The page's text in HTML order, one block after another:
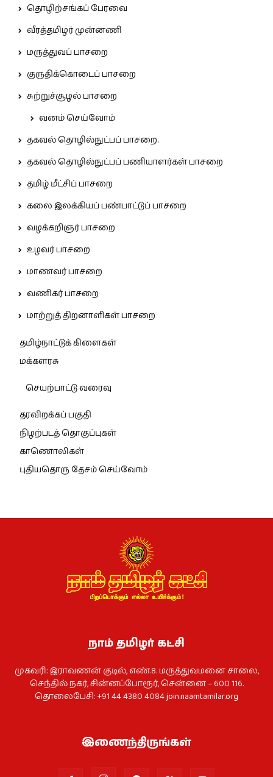
தொழிற்சங்கப் பேரவை
வீரத்தமிழர் முன்னணி
மருத்துவப் பாசறை
குருதிக்கொடைப் பாசறை
சுற்றுச்சூழல் பாசறை
வனம் செய்வோம்
தகவல் தொழில்நுட்பப் பாசறை.
தகவல் தொழில்நுட்பப் பணியாளர்கள் பாசறை
தமிழ் மீட்சிப் பாசறை
கலை இலக்கியப் பண்பாட்டுப் பாசறை
வழக்கறிஞர் பாசறை
உழவர் பாசறை
மாணவர் பாசறை
வணிகர் பாசறை
மாற்றுத் திறனாளிகள் பாசறை
தமிழ்நாட்டுக் கிளைகள்
மக்களரசு
செயற்பாட்டு வரைவு
தரவிறக்கப் பகுதி
நிழற்படத் தொகுப்புகள்
காணொலிகள்
புதியதொரு தேசம் செய்வோம்
நாம் தமிழர் கட்சி
முகவரி: இராவணன் குடில், எண்.8. மருத்துவமனை சாலை,
செந்தில் நகர், சின்னப்போரூர், சென்னை – 600 116.
தொலைபேசி: +91 44 4380 4084join.naamtamilar.org
இணைந்திருங்கள்